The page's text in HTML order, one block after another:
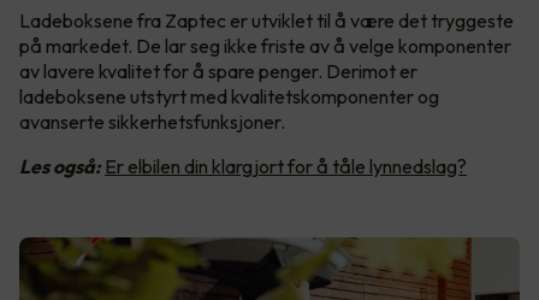
Ladeboksene fra Zaptec er utviklet til å være det tryggeste
på markedet. De lar seg ikke friste av å velge komponenter
av lavere kvalitet for å spare penger. Derimot er
ladeboksene utstyrt med kvalitetskomponenter og
avanserte sikkerhetsfunksjoner.
Les også: Er elbilen din klargjort for å tåle lynnedslag?